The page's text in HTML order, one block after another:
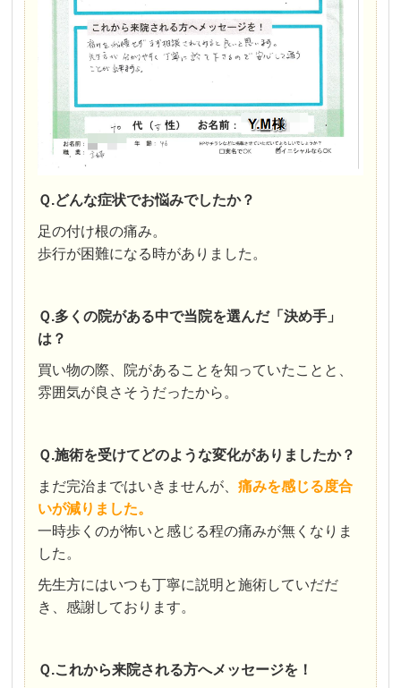
Ｑ.どんな症状でお悩みでしたか？
足の付け根の痛み。
歩行が困難になる時がありました。
Ｑ.多くの院がある中で当院を選んだ「決め手」
は？
買い物の際、院があることを知っていたことと、
雰囲気が良さそうだったから。
Ｑ.施術を受けてどのような変化がありましたか？
まだ完治まではいきませんが、痛みを感じる度合
いが減りました。
一時歩くのが怖いと感じる程の痛みが無くなりま
した。
先生方にはいつも丁寧に説明と施術していだだ
き、感謝しております。
Ｑ.これから来院される方へメッセージを！